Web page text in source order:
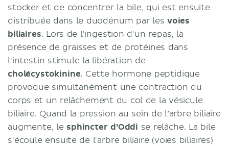
stocker et de concentrer la bile, qui est ensuite
distribuée dans le duodénum par les voies
biliaires. Lors de l'ingestion d'un repas, la
présence de graisses et de protéines dans
l'intestin stimule la libération de
cholécystokinine. Cette hormone peptidique
provoque simultanément une contraction du
corps et un relâchement du col de la vésicule
biliaire. Quand la pression au sein de l’arbre biliaire
augmente, le sphincter d’Oddi se relâche. La bile
s'écoule ensuite de l'arbre biliaire (voies biliaires)